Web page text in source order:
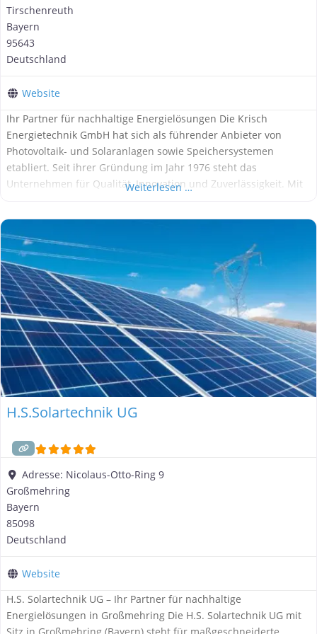
Tirschenreuth
Bayern
95643
Deutschland
Website
Ihr Partner für nachhaltige Energielösungen Die Krisch
Energietechnik GmbH hat sich als führender Anbieter von
Photovoltaik- und Solaranlagen sowie Speichersystemen
etabliert. Seit ihrer Gründung im Jahr 1976 steht das
Unternehmen für Qualität, Innovation und Zuverlässigkeit. Mit
Landwirtschaft. Historie und Entwicklung Die Geschichte der
Krisch Energietechnik GmbH beginnt
Weiterlesen …
H.S.Solartechnik UG
Adresse: Nicolaus-Otto-Ring 9
Großmehring
Bayern
85098
Deutschland
Website
H.S. Solartechnik UG – Ihr Partner für nachhaltige
Energielösungen in Großmehring Die H.S. Solartechnik UG mit
Sitz in Großmehring (Bayern) steht für maßgeschneiderte